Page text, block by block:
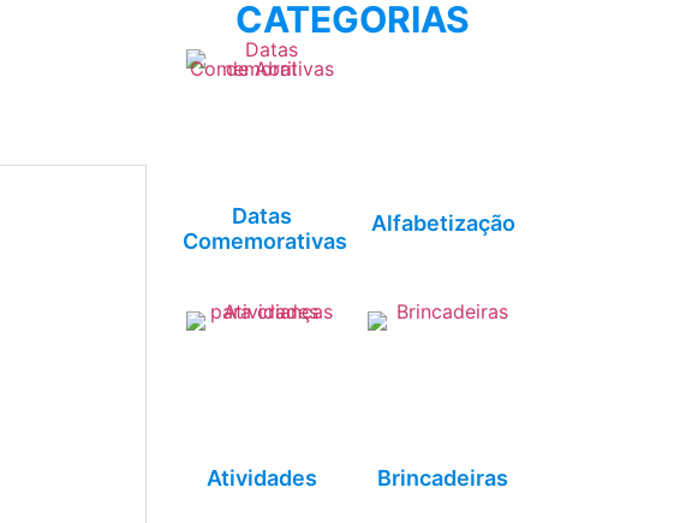
CATEGORIAS
Datas
Comemorativas
Alfabetização
Atividades Brincadeiras